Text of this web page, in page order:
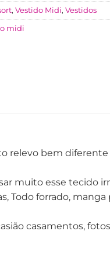
, Vestido Midi, Vestidos
midi
relevo bem diferente
muito esse tecido
Todo forrado, manga
casamentos,